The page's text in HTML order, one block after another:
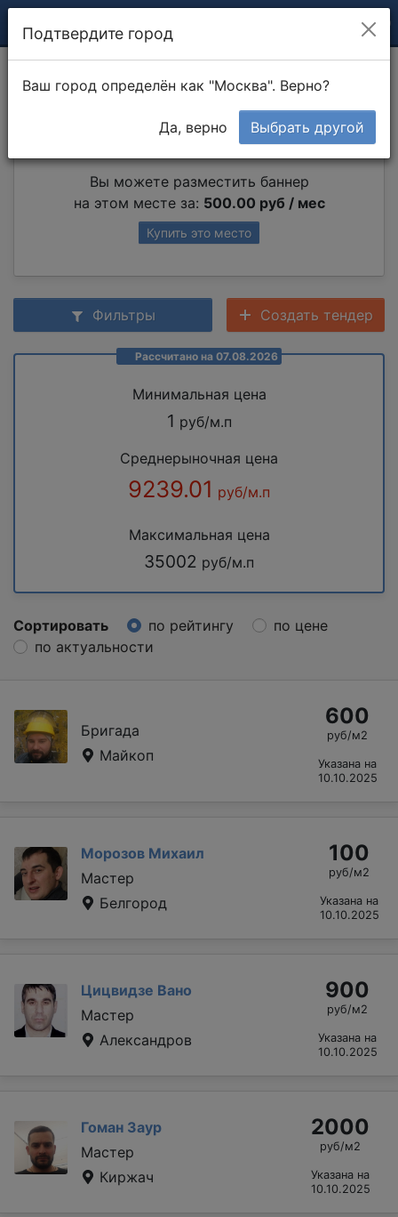
Монолитные стены
Вы можете разместить баннер
на этом месте за: 500.00 руб / мес
Купить это место
Фильтры Создать тендер
Рассчитано на 07.08.2026
Минимальная цена
1 руб/м.п
Среднерыночная цена
9239.01 руб/м.п
Максимальная цена
35002 руб/м.п
Сортировать по рейтингу
по цене
по актуальности
Бригада
Майкоп
600
руб/м2
Указана на
10.10.2025
Морозов Михаил
Мастер
Белгород
100
руб/м2
Указана на
10.10.2025
Цицвидзе Вано
Мастер
Александров
900
руб/м2
Указана на
10.10.2025
Гоман Заур
Мастер
Киржач
2000
руб/м2
Указана на
10.10.2025
Подтвердите город
Ваш город определён как "Москва". Верно?
Да, верно Выбрать другой